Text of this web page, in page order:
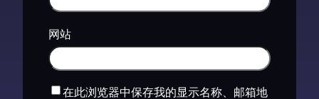
网站
在此浏览器中保存我的显示名称、邮箱地